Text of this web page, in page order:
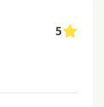
5